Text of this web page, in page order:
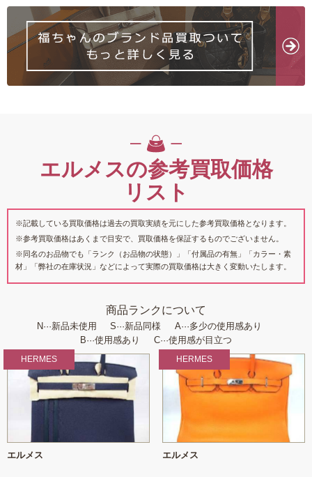
エルメスの参考買取価格
リスト
※記載している買取価格は過去の買取実績を元にした参考買取価格となります。
※参考買取価格はあくまで目安で、買取価格を保証するものでございません。
※同名のお品物でも「ランク（お品物の状態）」「付属品の有無」「カラー・素
材」「弊社の在庫状況」などによって実際の買取価格は大きく変動いたします。
商品ランクについて
N···新品未使用 S···新品同様
A···多少の使用感あり
B···使用感あり
C···使用感が目立つ
HERMES
エルメス
HERMES
エルメス